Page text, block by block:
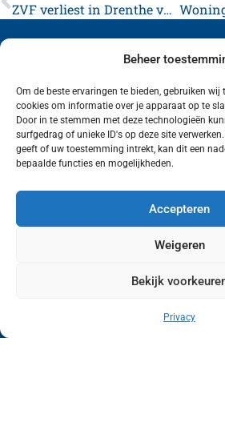
Beheer
Om de beste ervaringen te bieden, gebruiken
cookies om informatie over je apparaat op te
Door in te stemmen met deze technologieën
surfgedrag of unieke ID's op deze site
geeft of uw toestemming intrekt, kan dit een
bepaalde functies en mogelijkheden.
Accepteren
Weigeren
Bekijk
Privacy
ZVF verliest in Drenthe van effectief Borger
Volg ons (hierboven) op social
Wij van FranekerActueel.nl